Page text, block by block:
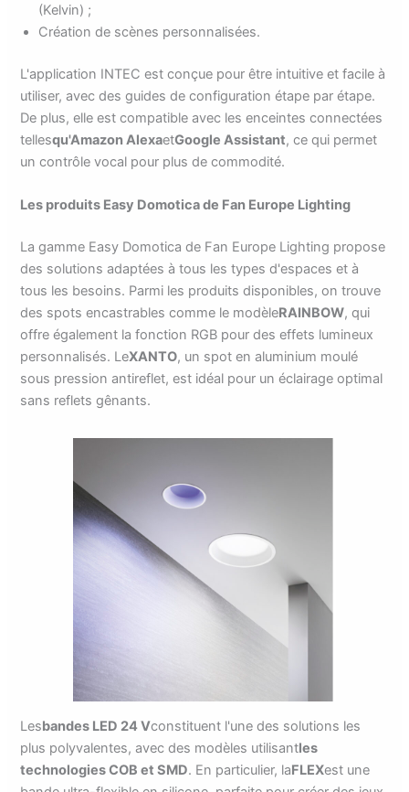
(Kelvin) ;
Création de scènes personnalisées.
L'application INTEC est conçue pour être intuitive et facile à
utiliser, avec des guides de configuration étape par étape.
De plus, elle est compatible avec les enceintes connectées
tellesqu'Amazon AlexaetGoogle Assistant, ce qui permet
un contrôle vocal pour plus de commodité.
Les produits Easy Domotica de Fan Europe Lighting
La gamme Easy Domotica de Fan Europe Lighting propose
des solutions adaptées à tous les types d'espaces et à
tous les besoins. Parmi les produits disponibles, on trouve
des spots encastrables comme le modèleRAINBOW, qui
offre également la fonction RGB pour des effets lumineux
personnalisés. LeXANTO, un spot en aluminium moulé
sous pression antireflet, est idéal pour un éclairage optimal
sans reflets gênants.
Lesbandes LED 24 Vconstituent l'une des solutions les
plus polyvalentes, avec des modèles utilisantles
technologies COB et SMD. En particulier, laFLEXest une